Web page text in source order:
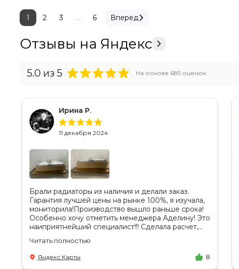
1 2 3 ... 6 Вперед
Отзывы на Яндекс
5.0 из 5 На основе 685 оценок
Ирина Р.
11 декабря 2024
Брали радиаторы из наличия и делали заказ.
Гарантия лучшей цены на рынке 100%, я изучала,
мониторила!Производство вышло раньше срока!
Особенно хочу отметить менеджера Аделину! Это
наиприятнейший специалист!!! Сделала расчет,
лучшую цену. Всегда на связи, на все вопросы
есть ответы. Доставка на удобный день, удобное
время! Никаких замечаний, только бесконечное
Читать полностью
Яндекс Карты 8